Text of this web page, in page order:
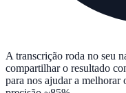
A transcrição roda no seu
compartilhar o resultado
para nos ajudar a